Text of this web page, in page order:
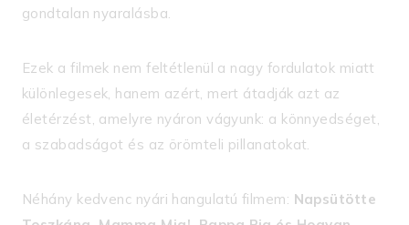
gondtalan nyaralásba.
Ezek a filmek nem feltétlenül a nagy fordulatok miatt
különlegesek, hanem azért, mert átadják azt az
életérzést, amelyre nyáron vágyunk: a könnyedséget,
a szabadságot és az örömteli pillanatokat.
Néhány kedvenc nyári hangulatú filmem: Napsütötte